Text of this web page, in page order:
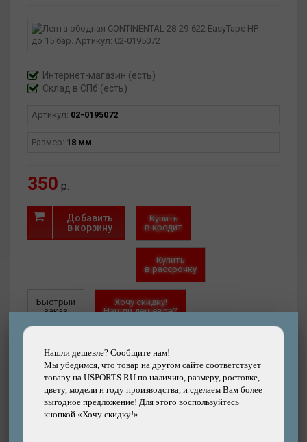
Нашли дешевле? Сообщите нам!
Мы убедимся, что товар на другом сайте соответствует
товару на USPORTS.RU по наличию, размеру, ростовке,
цвету, модели и году производства, и сделаем Вам более
выгодное предложение! Для этого воспользуйтесь
кнопкой «Хочу скидку!»
Интернет-магазин (есть)
Склад в СПб (есть)
Артикул: 02-0195072
Размер: 18 мм
350 р.
Добавить
в корзину
Купить
в кредит
Купить
в рассрочку
Быстрый
заказ
Хочу скидку!
Нашли дешевле?
Другие товары каталога